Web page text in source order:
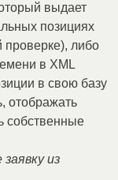
выдает
позициях
проверке), либо
в XML
в свою базу
отображать
собственные
из